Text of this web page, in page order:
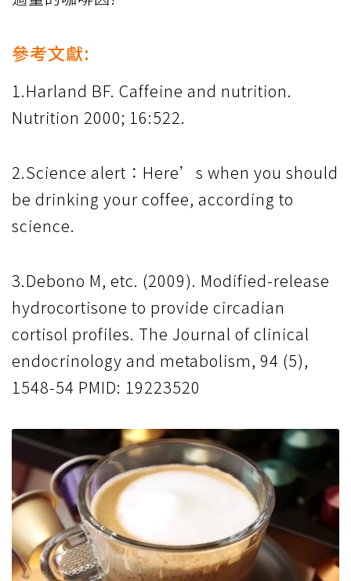
參考文獻:
1.Harland BF. Caffeine and nutrition.
Nutrition 2000; 16:522.
2.Science alert：Here’s when you should
be drinking your coffee, according to
science.
3.Debono M, etc. (2009). Modified-release
hydrocortisone to provide circadian
cortisol profiles. The Journal of clinical
endocrinology and metabolism, 94 (5),
1548-54 PMID: 19223520